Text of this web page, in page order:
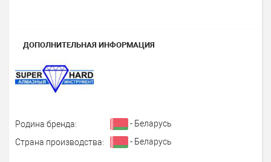
ДОПОЛНИТЕЛЬНАЯ ИНФОРМАЦИЯ
Родина бренда:
- Беларусь
Страна производства:
- Беларусь